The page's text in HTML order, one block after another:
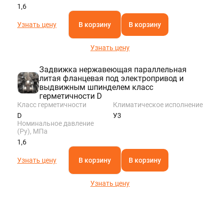
1,6
Узнать цену В корзину В корзину
Узнать цену
Задвижка нержавеющая параллельная
литая фланцевая под электропривод и
выдвижным шпинделем класс
герметичности D
Класс герметичности
D
Климатическое исполнение
У3
Номинальное давление
(Ру), МПа
1,6
Узнать цену В корзину В корзину
Узнать цену